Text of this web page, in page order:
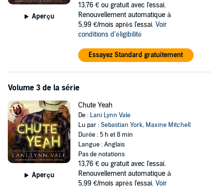
Aperçu
13,76 € ou gratuit avec l'essai.
Renouvellement automatique à
5,99 €/mois après l'essai. Voir
conditions d'éligibilité
Essayez Standard gratuitement
Volume 3 de la série
Aperçu
Chute Yeah
De : Lani Lynn Vale
Lu par :Sebastian York, Maxine Mitchell
Durée : 5 h et 8 min
Langue : Anglais
Pas de notations
13,76 € ou gratuit avec l'essai.
Renouvellement automatique à
5,99 €/mois après l'essai. Voir